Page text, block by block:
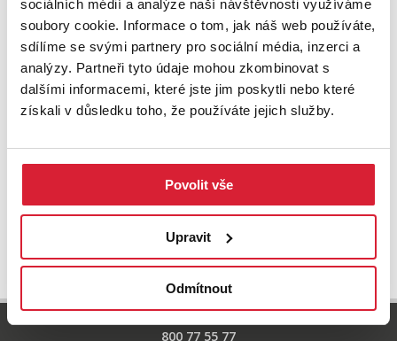
sociálních médií a analýze naší návštěvnosti využíváme
soubory cookie. Informace o tom, jak náš web používáte,
sdílíme se svými partnery pro sociální média, inzerci a
analýzy. Partneři tyto údaje mohou zkombinovat s
dalšími informacemi, které jste jim poskytli nebo které
získali v důsledku toho, že používáte jejich služby.
Povolit vše
Upravit
Odmítnout
UPRAVIT VYHLEDÁVÁNÍ
800 77 55 77